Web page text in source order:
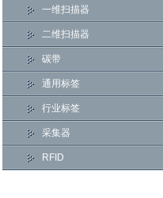
一维扫描器
二维扫描器
碳带
通用标签
行业标签
采集器
RFID